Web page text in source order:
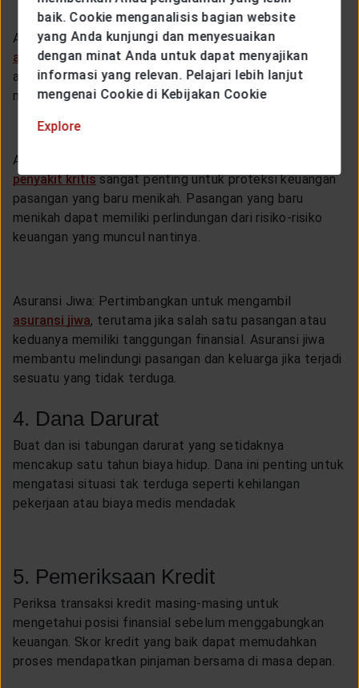
Asuransi Kesehatan: Pastikan kedua pasangan memiliki
asuransi kesehatanyang memadai. Diskusikan apakah
akan tetap menggunakan asuransi yang ada atau
mencari opsi yang lebih baik setelah menikah.
Asuransi Penyakit Kritis: Mengambil asuransi
penyakit kritissangat penting untuk proteksi keuangan
pasangan yang baru menikah. Pasangan yang baru
menikah dapat memiliki perlindungan dari risiko-risiko
keuangan yang muncul nantinya.
Asuransi Jiwa: Pertimbangkan untuk mengambil
asuransi jiwa, terutama jika salah satu pasangan atau
keduanya memiliki tanggungan finansial. Asuransi jiwa
membantu melindungi pasangan dan keluarga jika terjadi
sesuatu yang tidak terduga.
4. Dana Darurat
Buat dan isi tabungan darurat yang setidaknya
mencakup satu tahun biaya hidup. Dana ini penting untuk
mengatasi situasi tak terduga seperti kehilangan
pekerjaan atau biaya medis mendadak
5. Pemeriksaan Kredit
Periksa transaksi kredit masing-masing untuk
mengetahui posisi finansial sebelum menggabungkan
keuangan. Skor kredit yang baik dapat memudahkan
proses mendapatkan pinjaman bersama di masa depan.
baik. Cookie menganalisis bagian website
yang Anda kunjungi dan menyesuaikan
dengan minat Anda untuk dapat menyajikan
informasi yang relevan. Pelajari lebih lanjut
mengenai Cookie di Kebijakan Cookie
Explore